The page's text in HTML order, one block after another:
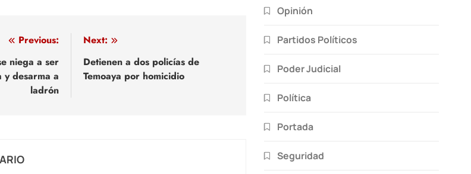
Previous:
niega a ser
y desarma a
ladrón
Next:
Detienen a dos policías de
Temoaya por homicidio
Opinión
Partidos Políticos
Poder Judicial
Política
Portada
Seguridad